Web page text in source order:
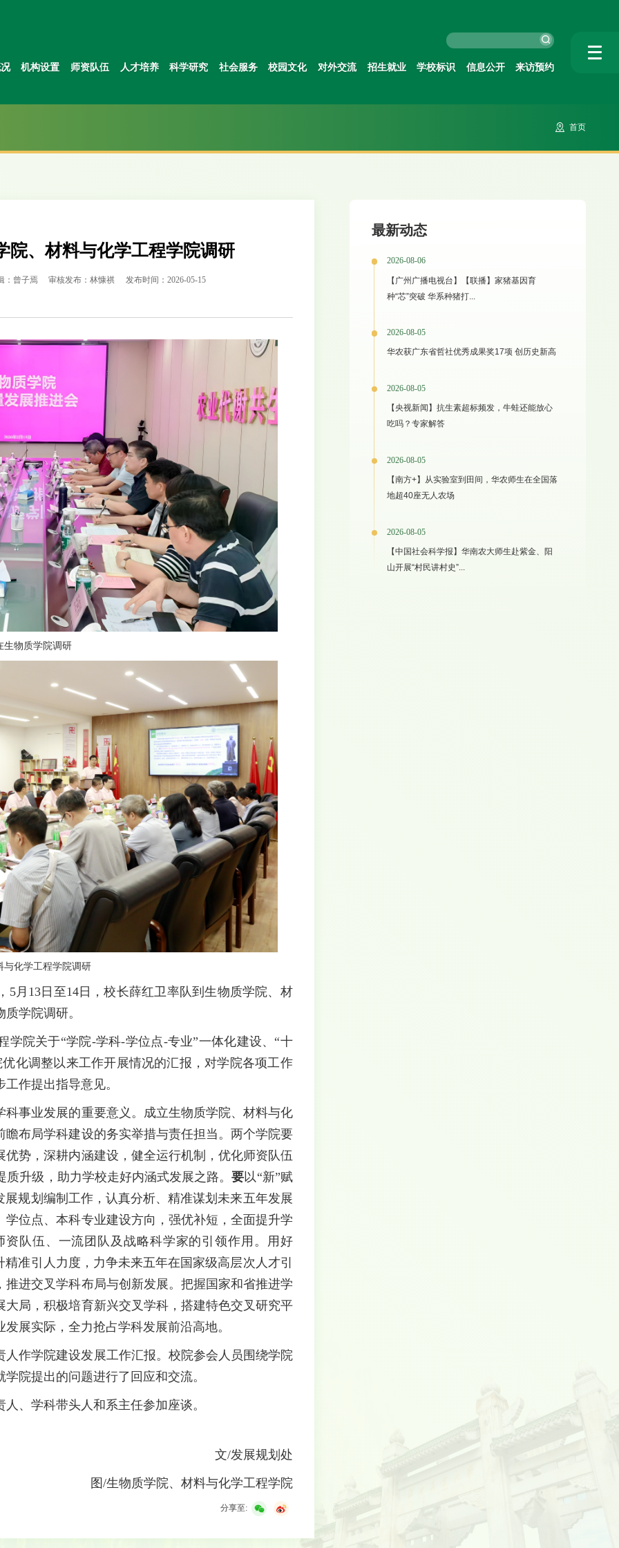
机构设置 师资队伍 人才培养 科学研究 社会服务 校园文化 对外交流 招生就业 学校标识 信息公开 来访预约
首页
院、材料与化学工程学院调研
：曾子焉 审核发布：林慷祺 发布时间：2026-05-15
生物质学院调研
与化学工程学院调研
月13日至14日，校长薛红卫率队到生物质学院、材
学院调研。
学院关于“学院-学科-学位点-专业”一体化建设、“十
化调整以来工作开展情况的汇报，对学院各项工作
作提出指导意见。
科事业发展的重要意义。成立生物质学院、材料与化
布局学科建设的务实举措与责任担当。两个学院要
势，深耕内涵建设，健全运行机制，优化师资队伍
升级，助力学校走好内涵式发展之路。要以“新”赋
规划编制工作，认真分析、精准谋划未来五年发展
位点、本科专业建设方向，强优补短，全面提升学
资队伍、一流团队及战略科学家的引领作用。用好
准引人力度，力争未来五年在国家级高层次人才引
推进交叉学科布局与创新发展。把握国家和省推进学
局，积极培育新兴交叉学科，搭建特色交叉研究平
展实际，全力抢占学科发展前沿高地。
作学院建设发展工作汇报。校院参会人员围绕学院
院提出的问题进行了回应和交流。
人、学科带头人和系主任参加座谈。
文/发展规划处
图/生物质学院、材料与化学工程学院
分享至:
最新动态
2026-08-06
【广州广播电视台】【联播】家猪基因育
种“芯”突破 华系种猪打...
2026-08-05
华农获广东省哲社优秀成果奖17项 创历史新高
2026-08-05
【央视新闻】抗生素超标频发，牛蛙还能放心
吃吗？专家解答
2026-08-05
【南方+】从实验室到田间，华农师生在全国落
地超40座无人农场
2026-08-05
【中国社会科学报】华南农大师生赴紫金、阳
山开展“村民讲村史”...